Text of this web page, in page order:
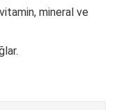
mineral ve